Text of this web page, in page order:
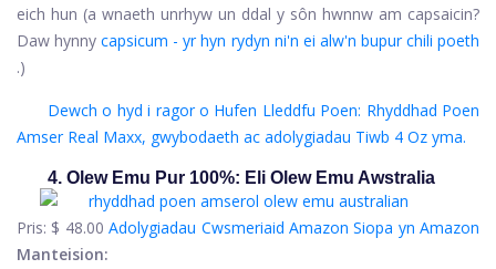
eich hun (a wnaeth unrhyw un ddal y sôn hwnnw am capsaicin?
Daw hynnycapsicum - yr hyn rydyn ni'n ei alw'n bupur chili poeth
.)
Dewch o hyd i ragor o Hufen Lleddfu Poen: Rhyddhad Poen
Amser Real Maxx, gwybodaeth ac adolygiadau Tiwb 4 Oz yma.
4. Olew Emu Pur 100%: Eli Olew Emu Awstralia
Pris: $ 48.00 Adolygiadau Cwsmeriaid Amazon Siopa yn Amazon
Manteision: